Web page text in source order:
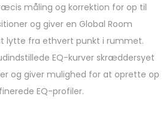
måling og korrektion for op til
og giver en Global Room
lytte fra ethvert punkt i rummet.
EQ-kurver skræddersyet
og giver mulighed for at oprette op
EQ-profiler.